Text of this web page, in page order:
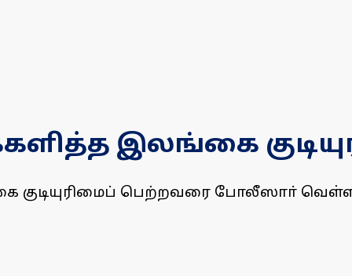
இலங்கை
குடியுரிமைப் பெற்றவரை போலீஸாா்